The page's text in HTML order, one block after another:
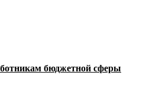
бюджетной сферы